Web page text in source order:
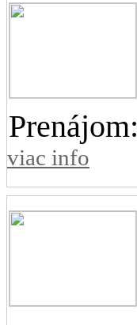
Prenájom:
viac info